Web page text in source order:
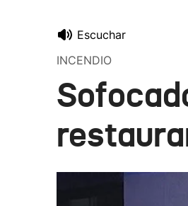
Escuchar
INCENDIO